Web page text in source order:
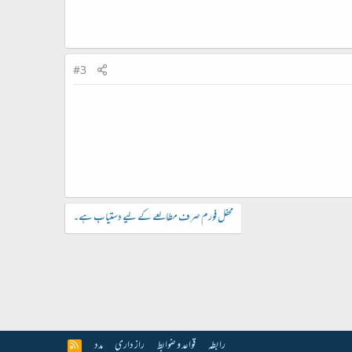
#3
محفل فورم صرف مطالعے کے لیے دستیاب ہے۔
رابطہ قواعد و ضوابط راز داری مدد
R